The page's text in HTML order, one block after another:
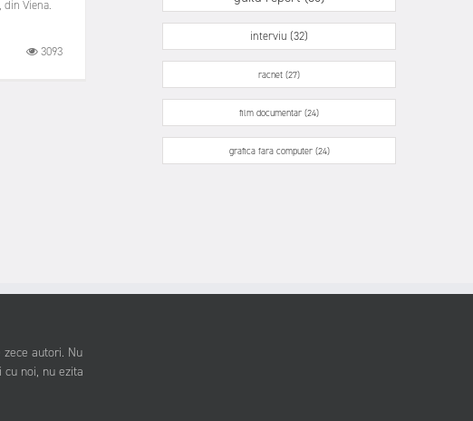
Viena.
3093
interviu (32)
racnet (27)
film documentar (24)
grafica fara computer (24)
autori. Nu
noi, nu ezita